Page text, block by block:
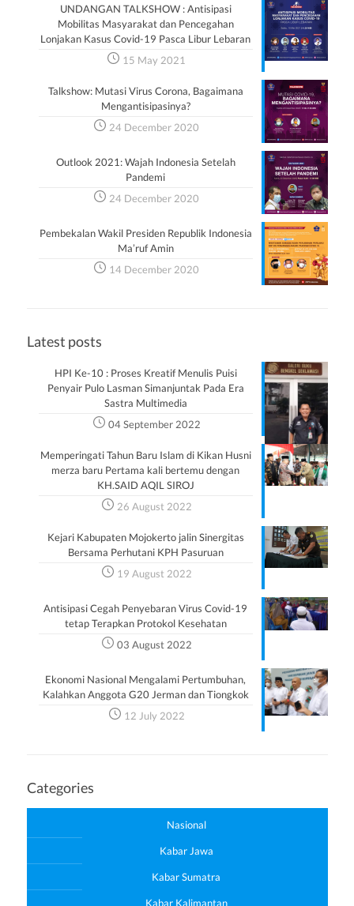
UNDANGAN TALKSHOW : Antisipasi
Mobilitas Masyarakat dan Pencegahan
Lonjakan Kasus Covid-19 Pasca Libur Lebaran
15 May 2021
Talkshow: Mutasi Virus Corona, Bagaimana
Mengantisipasinya?
24 December 2020
Outlook 2021: Wajah Indonesia Setelah
Pandemi
24 December 2020
Pembekalan Wakil Presiden Republik Indonesia
Ma’ruf Amin
14 December 2020
Latest posts
HPI Ke-10 : Proses Kreatif Menulis Puisi
Penyair Pulo Lasman Simanjuntak Pada Era
Sastra Multimedia
04 September 2022
Memperingati Tahun Baru Islam di Kikan Husni
merza baru Pertama kali bertemu dengan
KH.SAID AQIL SIROJ
26 August 2022
Kejari Kabupaten Mojokerto jalin Sinergitas
Bersama Perhutani KPH Pasuruan
19 August 2022
Antisipasi Cegah Penyebaran Virus Covid-19
tetap Terapkan Protokol Kesehatan
03 August 2022
Ekonomi Nasional Mengalami Pertumbuhan,
Kalahkan Anggota G20 Jerman dan Tiongkok
12 July 2022
Categories
Nasional
Kabar Jawa
Kabar Sumatra
Kabar Kalimantan